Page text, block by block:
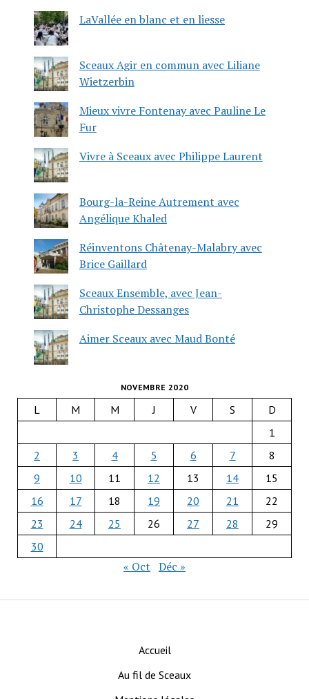
LaVallée en blanc et en liesse
Sceaux Agir en commun avec Liliane
Wietzerbin
Mieux vivre Fontenay avec Pauline Le
Fur
Vivre à Sceaux avec Philippe Laurent
Bourg-la-Reine Autrement avec
Angélique Khaled
Réinventons Châtenay-Malabry avec
Brice Gaillard
Sceaux Ensemble, avec Jean-
Christophe Dessanges
Aimer Sceaux avec Maud Bonté
NOVEMBRE 2020
L M M J V S
D
1
2
3 4 5 6 7
8
9
10 11 12 13 14
15
16
17 18 19 20 21
22
23
24 25 26 27 28
29
30
« Oct Déc »
Accueil
Au fil de Sceaux